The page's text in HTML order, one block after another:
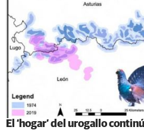
El ‘hogar’ del urogallo